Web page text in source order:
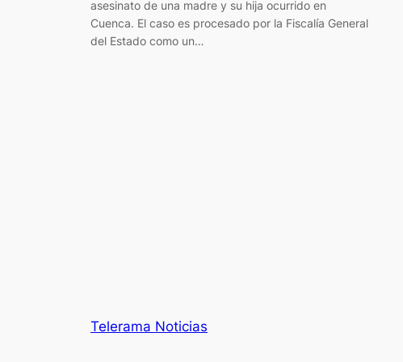
asesinato de una madre y su hija ocurrido en
Cuenca. El caso es procesado por la Fiscalía General
del Estado como un…
Telerama Noticias